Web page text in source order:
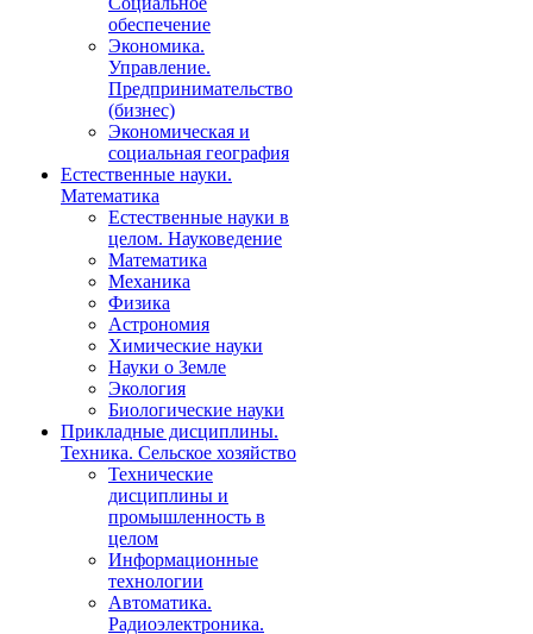
обеспечение
Экономика.
Управление.
Предпринимательство
(бизнес)
Экономическая и
социальная география
Естественные науки.
Математика
Естественные науки в
целом. Науковедение
Математика
Механика
Физика
Астрономия
Химические науки
Науки о Земле
Экология
Биологические науки
Прикладные дисциплины.
Техника. Сельское хозяйство
Технические
дисциплины и
промышленность в
целом
Информационные
технологии
Автоматика.
Радиоэлектроника.